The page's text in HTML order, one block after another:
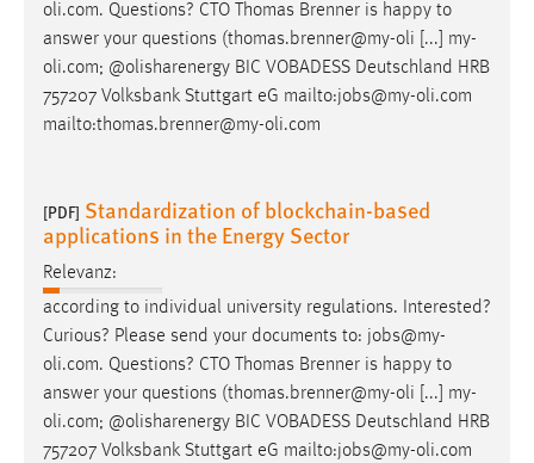
oli.com. Questions? CTO Thomas Brenner is happy to
answer your questions (thomas.brenner@my-oli [...] my-
oli.com; @olisharenergy BIC VOBADESS Deutschland HRB
757207 Volksbank Stuttgart eG mailto:jobs@my-oli.com
mailto:thomas.brenner@my-oli.com
[PDF] Standardization of blockchain-based
applications in the Energy Sector
Relevanz:
according to individual university regulations. Interested?
Curious? Please send your documents to: jobs@my-
oli.com. Questions? CTO Thomas Brenner is happy to
answer your questions (thomas.brenner@my-oli [...] my-
oli.com; @olisharenergy BIC VOBADESS Deutschland HRB
757207 Volksbank Stuttgart eG mailto:jobs@my-oli.com
Jahre, MIBEW_UserID = 1 Jahr
Login
Name:
Zweck:
Dieser Cookie ist notwendig um sich an der Website
einloggen zu können.
Cookie Laufzeit:
24 Stunden
STATISTIK
Statistik Cookies erfassen Informationen anonym.